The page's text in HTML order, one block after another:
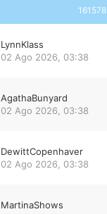
LynnKlass
02 Ago 2026, 03:38
AgathaBunyard
02 Ago 2026, 03:38
DewittCopenhaver
02 Ago 2026, 03:38
MartinaShows